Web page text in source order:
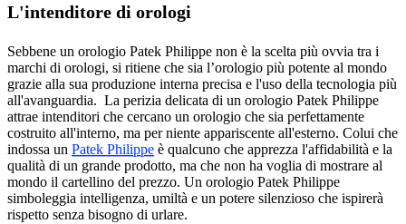
L'intenditore di orologi
Sebbene un orologio Patek Philippe non è la scelta più ovvia tra i
marchi di orologi, si ritiene che sia l’orologio più potente al mondo
grazie alla sua produzione interna precisa e l'uso della tecnologia più
all'avanguardia. La perizia delicata di un orologio Patek Philippe
attrae intenditori che cercano un orologio che sia perfettamente
costruito all'interno, ma per niente appariscente all'esterno. Colui che
indossa un Patek Philippe è qualcuno che apprezza l'affidabilità e la
qualità di un grande prodotto, ma che non ha voglia di mostrare al
mondo il cartellino del prezzo. Un orologio Patek Philippe
simboleggia intelligenza, umiltà e un potere silenzioso che ispirerà
rispetto senza bisogno di urlare.